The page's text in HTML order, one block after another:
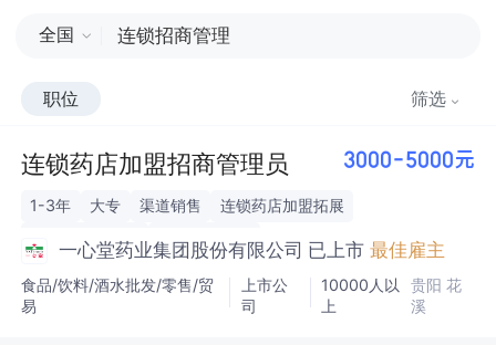
全国
职位 筛选
连锁药店加盟招商管理员 3000-5000元
1-3年 大专 渠道销售
连锁药店加盟拓展
招商全流程管理
招商策略优化
一心堂药业集团股份有限公司 已上市 最佳雇主
食品/饮料/酒水批发/零售/贸
易
上市公
司
10000人以
上
贵阳 花
溪